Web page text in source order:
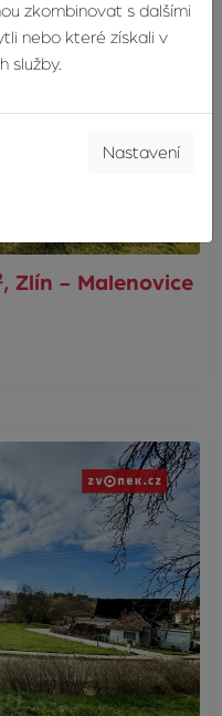
Zlín - Malenovice
zkombinovat s dalšími
nebo které získali v
služby.
Nastavení